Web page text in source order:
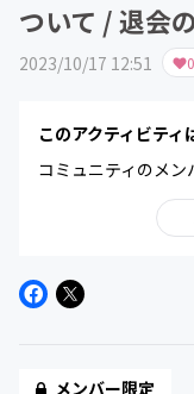
ついて / 退会
2023/10/17 12:51 0
このアクティビティ
コミュニティのメン
メンバー限定